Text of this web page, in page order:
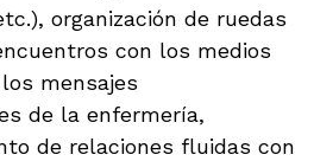
organización de ruedas
con los medios
mensajes
de la enfermería,
de relaciones fluidas con